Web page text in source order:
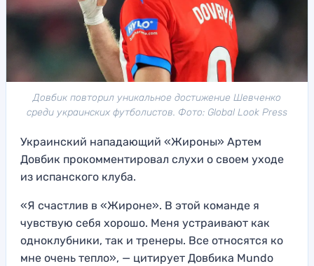
Довбик повторил уникальное достижение Шевченко
среди украинских футболистов. Фото: Global Look Press
Украинский нападающий «Жироны» Артем
Довбик прокомментировал слухи о своем уходе
из испанского клуба.
«Я счастлив в «Жироне». В этой команде я
чувствую себя хорошо. Меня устраивают как
одноклубники, так и тренеры. Все относятся ко
мне очень тепло», — цитирует Довбика Mundo